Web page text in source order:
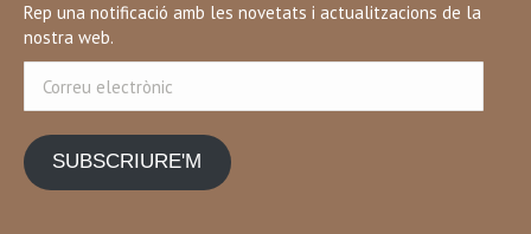
Rep una notificació amb les novetats i actualitzacions de la
nostra web.
electrònic
SUBSCRIURE'M